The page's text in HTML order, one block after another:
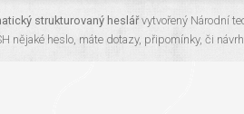
strukturovaný heslářvytvořený Národní
nějaké heslo, máte dotazy, připomínky, či